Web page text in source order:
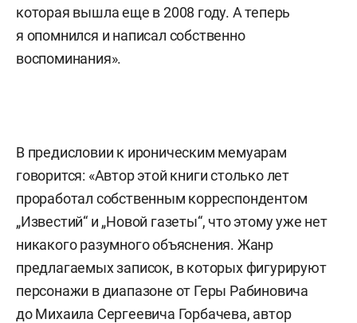
которая вышла еще в 2008 году. А теперь
я опомнился и написал собственно
воспоминания».
В предисловии к ироническим мемуарам
говорится: «Автор этой книги столько лет
проработал собственным корреспондентом
„Известий“ и „Новой газеты“, что этому уже нет
никакого разумного объяснения. Жанр
предлагаемых записок, в которых фигурируют
персонажи в диапазоне от Геры Рабиновича
до Михаила Сергеевича Горбачева, автор